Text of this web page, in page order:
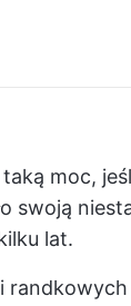
moc,
swoją
lat.